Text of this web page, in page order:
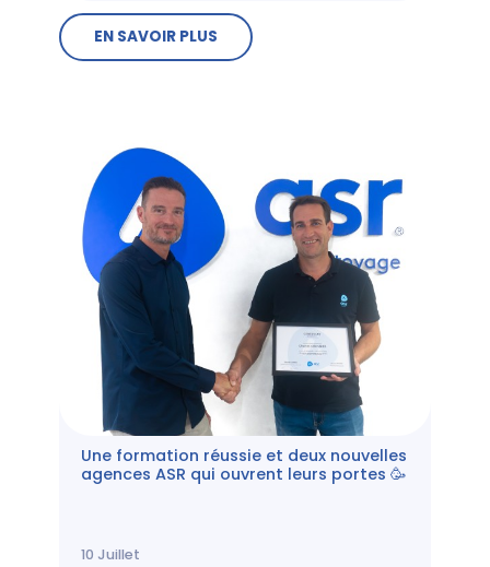
EN SAVOIR PLUS
Une formation réussie et deux nouvelles
agences ASR qui ouvrent leurs portes 🥳
10 Juillet